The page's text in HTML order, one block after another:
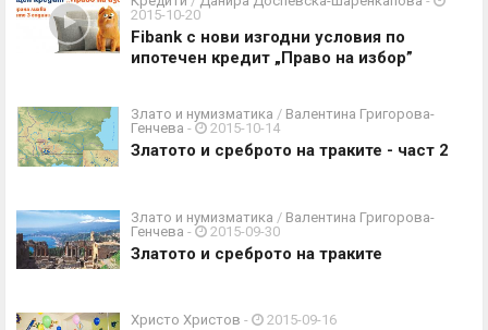
2015-10-20
Fibank с нови изгодни условия по
ипотечен кредит „Право на избор”
Злато и нумизматика / Валентина Григорова-
Генчева - 2015-10-14
Златото и среброто на траките - част 2
Злато и нумизматика / Валентина Григорова-
Генчева - 2015-09-30
Златото и среброто на траките
Христо Христов - 2015-09-16